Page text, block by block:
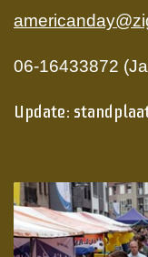
06-16433872
Update: